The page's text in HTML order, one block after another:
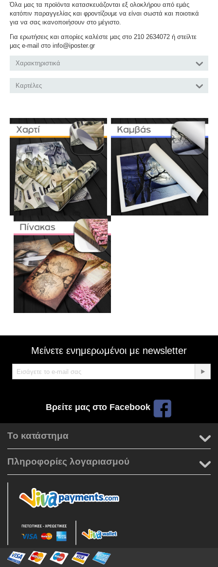
Όλα μας τα προϊόντα κατασκευάζονται εξ ολοκλήρου από εμάς
κατόπιν παραγγελίας και φροντίζουμε να είναι σωστά και ποιοτικά
για να σας ικανοποιήσουν στο μέγιστο.
Για ερωτήσεις και απορίες καλέστε μας στο 210 2634072 ή στείλτε
μας e-mail στο info@iposter.gr
Χαρακτηριστικά
Καρτέλες
Μείνετε ενημερωμένοι με newsletter
Βρείτε μας στο Facebook
Το κατάστημα
Πληροφορίες λογαριασμού